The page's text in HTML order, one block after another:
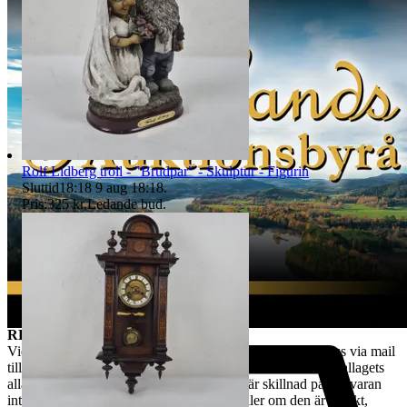
objektsnummer. Retur ska ske på kundens bekostnad och vara oss
tillhanda inom 14 dagar från det att vi meddelats om ångerrättens
utnyttjande och sändas direkt till det säljande auktionshusets adress -
observera att det inte får skickas till paketombud.
Det är kundens ansvar att objektet skickas tillbaka i exakt samma
skick som vid köptillfället och är skyldig att paketera och hantera
auktionsobjektet så att det inte skadas under transporten. Vi har rätt
att göra avdrag motsvarande den värdeminskning som uppstått till
följd av att kund har hanterat varan i större omfattning än som varit
nödvändigt. Värdeminskningen bedöms från fall till fall. Vi försöker
hantera alla returer så snabbt som möjligt. Efter att kundens retur
hanterats återbetalas pengarna för den köpta varan. Ångerrätten
avser ej det externa köpet av leverans av objektet då
konsumenten/köparen uttryckligen har samtyckt till att tjänsten
börjar utföras och gått med på att det inte finns någon ångerrätt när
tjänsten har fullgjorts. Om misstanke att ångerrätt missbrukas, tex
används för att ej behöva stå fast vid bud och därmed påverka
budgivningsprocessen, förbehåller sig vi oss rätten att stänga av
kundens konto för vidare budgivning hos oss.
REKLAMATION
Vid Reklamation ska kunden omgående ta kontakt med oss via mail
till tradera@jabab.se samt bifoga bilder på varan samt emballagets
alla sidor och packmateriel. Notera att det är skillnad på om varan
inte lever upp till kundens förväntningar eller om den är defekt,
Rolf Lidberg troll - "Brudpar" - Skulptur - Figurin
Sluttid18:18 9 aug 18:18.
Pris:325 kr,Ledande bud.